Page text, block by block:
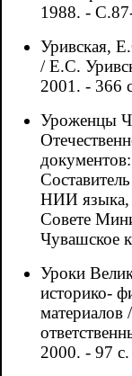
1988. -
Уривская,
/ Е.С.
2001. - 366
Уроженцы
НИИ языка,
Совете
Чувашское
Уроки
историко-
материалов
2000. - 97 с.